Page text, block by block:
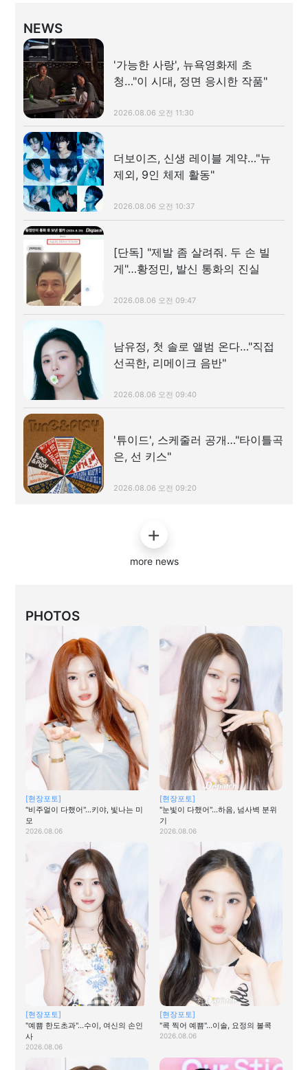
NEWS
'가능한 사랑', 뉴욕영화제 초
청…"이 시대, 정면 응시한 작품"
2026.08.06 오전 11:30
더보이즈, 신생 레이블 계약…"뉴
제외, 9인 체제 활동"
2026.08.06 오전 10:37
[단독] "제발 좀 살려줘. 두 손 빌
게"…황정민, 발신 통화의 진실
2026.08.06 오전 09:47
남유정, 첫 솔로 앨범 온다…"직접
선곡한, 리메이크 음반"
2026.08.06 오전 09:40
'튜이드', 스케줄러 공개…"타이틀곡
은, 선 키스"
2026.08.06 오전 09:20
more news
PHOTOS
[현장포토]
"비주얼이 다했어"…키야, 빛나는 미
모
2026.08.06
[현장포토]
"눈빛이 다했어"…하음, 넘사벽 분위
기
2026.08.06
[현장포토]
"예쁨 한도초과"…수이, 여신의 손인
사
2026.08.06
[현장포토]
"콕 찍어 예쁨"…이솔, 요정의 볼콕
2026.08.06